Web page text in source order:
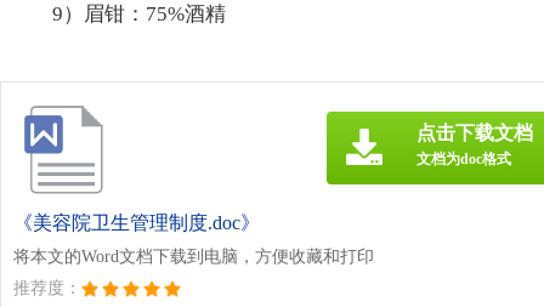
9）眉钳：75%酒精
《美容院卫生管理制度.doc》
将本文的Word文档下载到电脑，方便收藏和打印
推荐度：
点击下载文档
文档为doc格式